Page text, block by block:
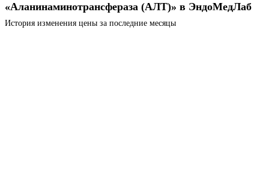
«Аланинаминотрансфераза (АЛТ)» в ЭндоМедЛаб
История изменения цены за последние месяцы